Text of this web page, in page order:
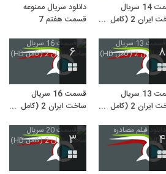
قسمت 14 سریال
ساخت ایران 2 (کامل
دانلود سریال ممنوعه
قسمت هفتم 7
۸
قسمت 13 سریال
ساخت ایران 2 (کامل
۶
قسمت 16 سریال
ساخت ایران 2 (کامل
۴ ۳